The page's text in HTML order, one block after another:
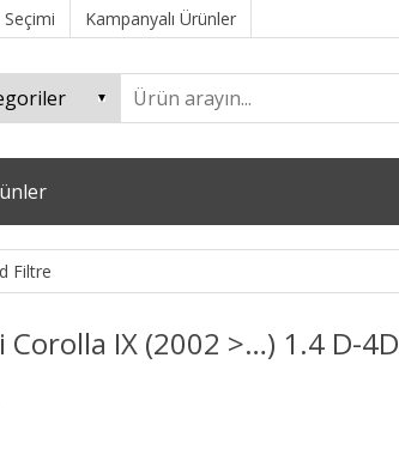
Kampanyalı Ürünler
Filtre
Corolla IX (2002 >…) 1.4 D-4D